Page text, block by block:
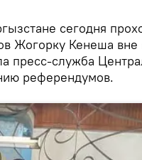
сегодня
Жогорку Кенеша
пресс-служба
референдумов.